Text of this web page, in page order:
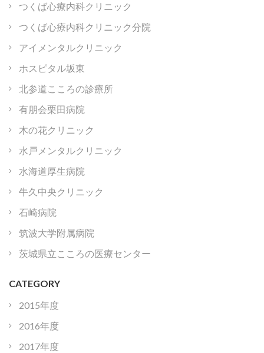
つくば心療内科クリニック
つくば心療内科クリニック分院
アイメンタルクリニック
ホスピタル坂東
北参道こころの診療所
有朋会栗田病院
木の花クリニック
水戸メンタルクリニック
水海道厚生病院
牛久中央クリニック
石崎病院
筑波大学附属病院
茨城県立こころの医療センター
CATEGORY
2015年度
2016年度
2017年度